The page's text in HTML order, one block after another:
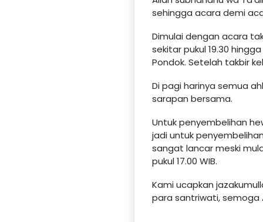
sehingga acara demi
Dimulai dengan acara
sekitar pukul 19.30
Pondok. Setelah takbir
Di pagi harinya semua
sarapan bersama.
Untuk penyembelihan
jadi untuk
sangat lancar meski
pukul 17.00 WIB.
Kami ucapkan
para santriwati, semoga